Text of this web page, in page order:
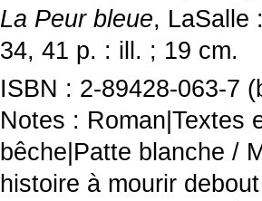
La Peur bleue, LaSalle
34, 41 p. : ill. ; 19 cm.
ISBN : 2-89428-063-7
Notes : Roman|Textes
bêche|Patte blanche /
histoire à mourir